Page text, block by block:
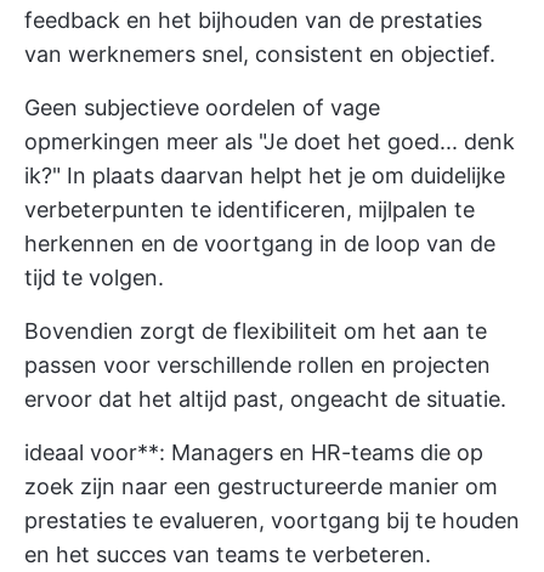
feedback en het bijhouden van de prestaties
van werknemers snel, consistent en objectief.
Geen subjectieve oordelen of vage
opmerkingen meer als "Je doet het goed... denk
ik?" In plaats daarvan helpt het je om duidelijke
verbeterpunten te identificeren, mijlpalen te
herkennen en de voortgang in de loop van de
tijd te volgen.
Bovendien zorgt de flexibiliteit om het aan te
passen voor verschillende rollen en projecten
ervoor dat het altijd past, ongeacht de situatie.
ideaal voor**: Managers en HR-teams die op
zoek zijn naar een gestructureerde manier om
prestaties te evalueren, voortgang bij te houden
en het succes van teams te verbeteren.